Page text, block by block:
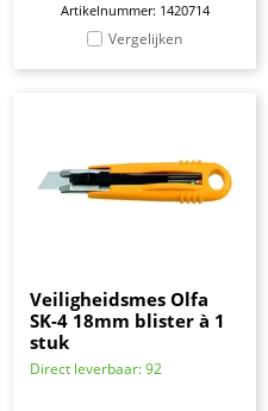
Artikelnummer: 1420714
Vergelijken
Veiligheidsmes Olfa
SK-4 18mm blister à 1
stuk
Direct leverbaar: 92